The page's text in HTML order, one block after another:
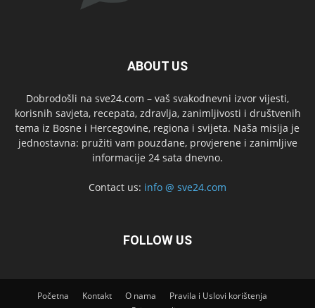
ABOUT US
Dobrodošli na sve24.com – vaš svakodnevni izvor vijesti,
korisnih savjeta, recepata, zdravlja, zanimljivosti i društvenih
tema iz Bosne i Hercegovine, regiona i svijeta. Naša misija je
jednostavna: pružiti vam pouzdane, provjerene i zanimljive
informacije 24 sata dnevno.
Contact us: info @ sve24.com
FOLLOW US
Početna Kontakt O nama
Pravila i Uslovi korištenja